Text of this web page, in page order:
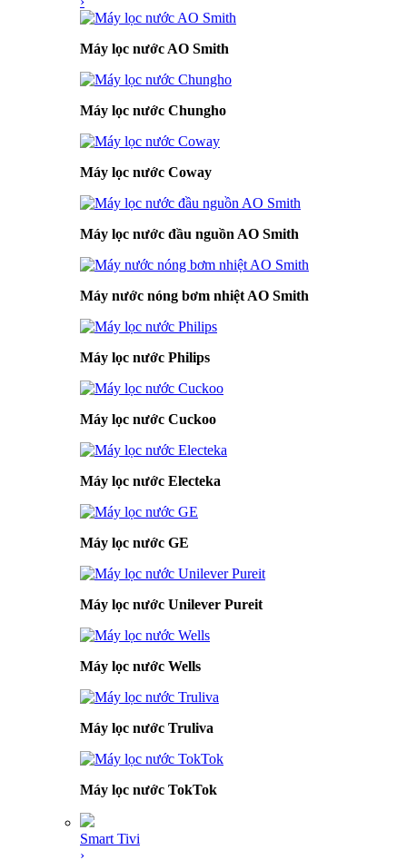
Máy lọc nước AO Smith
Máy lọc nước Chungho
Máy lọc nước Coway
Máy lọc nước đầu nguồn AO Smith
Máy nước nóng bơm nhiệt AO Smith
Máy lọc nước Philips
Máy lọc nước Cuckoo
Máy lọc nước Electeka
Máy lọc nước GE
Máy lọc nước Unilever Pureit
Máy lọc nước Wells
Máy lọc nước Truliva
Máy lọc nước TokTok
Smart Tivi
›